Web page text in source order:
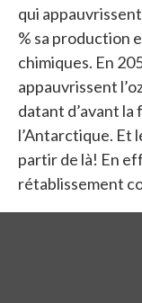
qui
% sa production
chimiques. En
appauvrissent
datant d’avant la
l’Antarctique. Et
partir de là! En
rétablissement